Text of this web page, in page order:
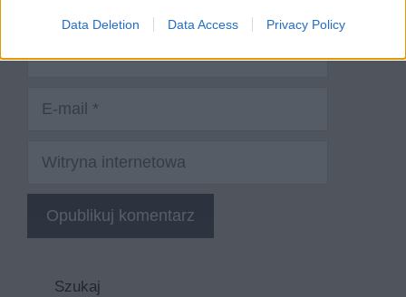
Data Deletion Data Access Privacy Policy
Witryna
internetowa
Szukaj